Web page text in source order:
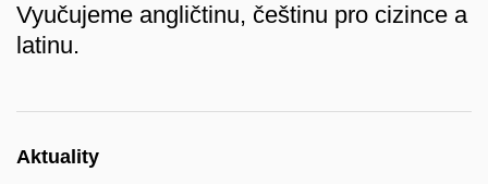
Vyučujeme angličtinu, češtinu pro cizince a
latinu.
Aktuality